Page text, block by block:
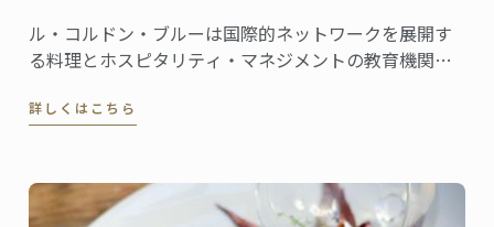
ル・コルドン・ブルーは国際的ネットワークを展開す
る料理とホスピタリティ・マネジメントの教育機関で
進しております。
詳しくはこちら